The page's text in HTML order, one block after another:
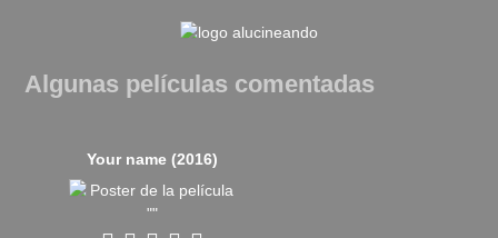
Algunas películas comentadas
Your name (2016)